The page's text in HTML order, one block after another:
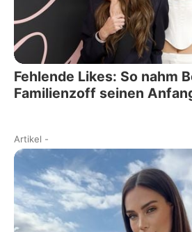
Fehlende Likes: So nahm
Familienzoff seinen
Artikel -